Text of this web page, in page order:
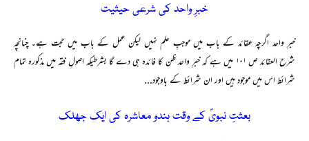
خبرِ واحد کی شرعی حیثیت
خبرِ واحد اگرچہ عقائد کے باب میں موجبِ علم نہیں لیکن عمل کے باب میں حجت ہے۔ چنانچہ
شرح العقائد ص ۱۰۱ میں ہے کہ خبرِ واحد ظن کا فائدہ ہی دے گا بشرطیکہ اصولِ فقہ میں مذکورہ تمام
شرائط اس میں موجود ہیں اور ان شرائط کے باوجود...
بعثتِ نبویؐ کے وقت ہندو معاشرہ کی ایک جھلک